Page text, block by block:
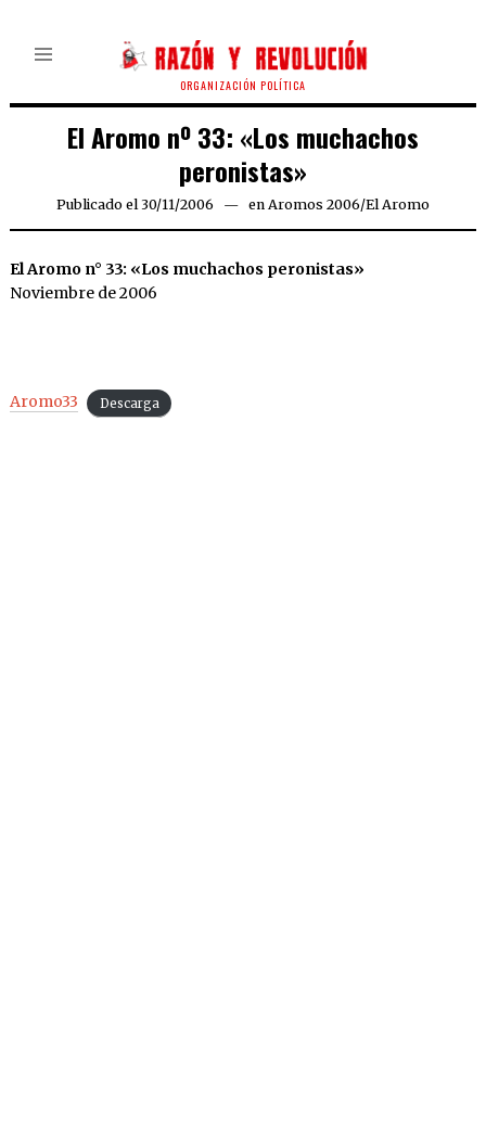
ORGANIZACIÓN POLÍTICA
El Aromo nº 33: «Los muchachos
peronistas»
Publicado el 30/11/2006 23/07/2026
en Aromos 2006/El Aromo
El Aromo n° 33: «Los muchachos peronistas»
Noviembre de 2006
Aromo33 Descarga